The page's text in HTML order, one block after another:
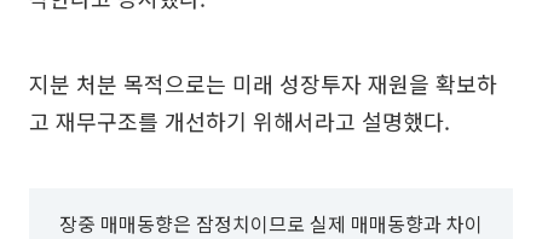
지분 처분 목적으로는 미래 성장투자 재원을 확보하
고 재무구조를 개선하기 위해서라고 설명했다.
장중 매매동향은 잠정치이므로 실제 매매동향과 차이